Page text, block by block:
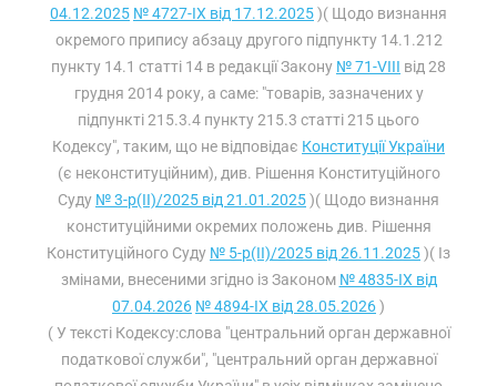
04.12.2025 № 4727-IX від 17.12.2025)( Щодо визнання
окремого припису абзацу другого підпункту 14.1.212
пункту 14.1 статті 14 в редакції Закону № 71-VIII від 28
грудня 2014 року, а саме: "товарів, зазначених у
підпункті 215.3.4 пункту 215.3 статті 215 цього
Кодексу", таким, що не відповідає Конституції України
(є неконституційним), див. Рішення Конституційного
Суду № 3-р(II)/2025 від 21.01.2025)( Щодо визнання
конституційними окремих положень див. Рішення
Конституційного Суду № 5-р(II)/2025 від 26.11.2025)( Із
змінами, внесеними згідно із Законом № 4835-IX від
07.04.2026 № 4894-IX від 28.05.2026)
( У тексті Кодексу:слова "центральний орган державної
податкової служби", "центральний орган державної